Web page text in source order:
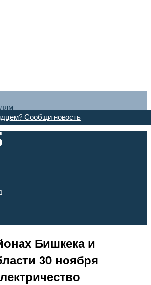
Сообщи новость
Бишкека и
30 ноября